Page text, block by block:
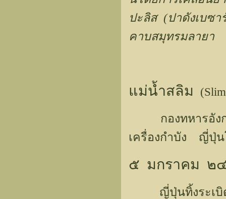
ปะลิส (ปาดังเบซ
คาบสมุทรมลายา
แม่น้ำสลิม
กองทหารอังกฤ
เครื่องกำบัง ญี่ปุ่น
๕ มกราคม ๒
ญี่ปุ่นทิ้งระเบิดบ